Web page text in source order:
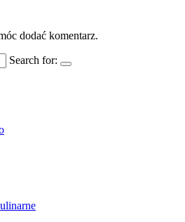
dodać komentarz.
Search for: